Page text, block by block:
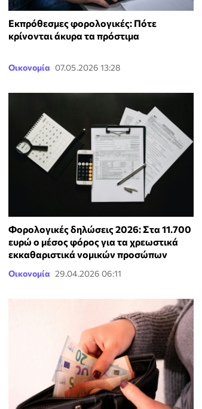
Εκπρόθεσμες φορολογικές: Πότε
κρίνονται άκυρα τα πρόστιμα
Οικονομία 07.05.2026 13:28
Φορολογικές δηλώσεις 2026: Στα 11.700
ευρώ ο μέσος φόρος για τα χρεωστικά
εκκαθαριστικά νομικών προσώπων
Οικονομία 29.04.2026 06:11